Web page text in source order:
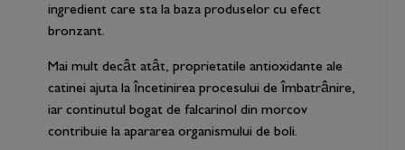
ingredient care sta la baza produselor cu efect
bronzant.
Mai mult decât atât, proprietatile antioxidante ale
catinei ajuta la încetinirea procesului de îmbatrânire,
iar continutul bogat de falcarinol din morcov
contribuie la apararea organismului de boli.